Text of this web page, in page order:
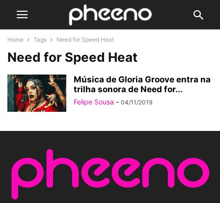
Home Tags Need for Speed Heat
Need for Speed Heat
Música de Gloria Groove entra na
trilha sonora de Need for...
Felipe Sousa - 04/11/2019